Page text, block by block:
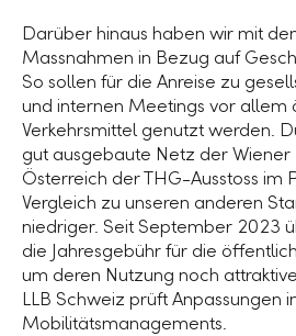
Darüber hinaus haben wir mit
Massnahmen in Bezug auf
So sollen für die Anreise zu
und internen Meetings vor allem
Verkehrsmittel genutzt werden.
gut ausgebaute Netz der Wiener
Österreich der THG-Ausstoss im
Vergleich zu unseren anderen
niedriger. Seit September 2023
die Jahresgebühr für die
um deren Nutzung noch
LLB Schweiz prüft Anpassungen
Mobilitätsmanagements.